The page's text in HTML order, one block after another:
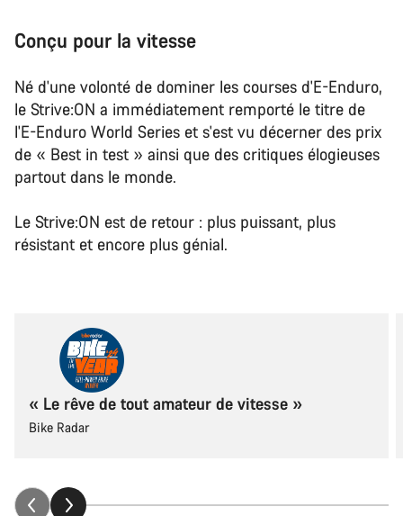
Conçu pour la vitesse
Né d'une volonté de dominer les courses d'E-Enduro,
le Strive:ON a immédiatement remporté le titre de
l'E-Enduro World Series et s'est vu décerner des prix
de « Best in test » ainsi que des critiques élogieuses
partout dans le monde.
Le Strive:ON est de retour : plus puissant, plus
résistant et encore plus génial.
« Le rêve de tout amateur de vitesse »
Bike Radar